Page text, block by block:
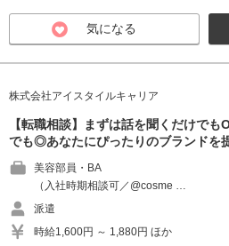
気になる
株式会社アイスタイルキャリア
【転職相談】まずは話を聞くだけで
でも◎あなたにぴったりのブランドを
美容部員・BA
（入社時期相談可／@cosme …
派遣
時給1,600円 ～ 1,880円 ほか